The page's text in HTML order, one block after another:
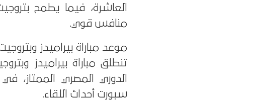
العاشرة، فيما يطمح
منافس قوي.
موعد مباراة بيراميدز
تنطلق مباراة بيراميدز
الدوري المصري الممتاز،
سبورت أحداث اللقاء.